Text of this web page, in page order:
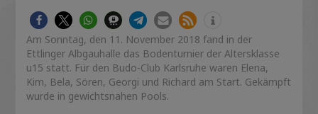
Am Sonntag, den 11. November 2018 fand in der
Ettlinger Albgauhalle das Bodenturnier der Altersklasse
u15 statt. Für den Budo-Club Karlsruhe waren Elena,
Kim, Bela, Sören, Georgi und Richard am Start. Gekämpft
wurde in gewichtsnahen Pools.